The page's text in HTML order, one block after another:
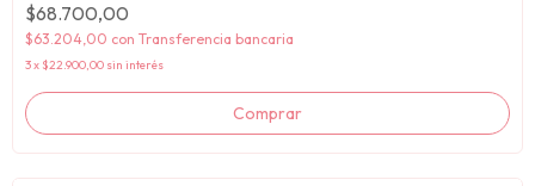
$68.700,00
$63.204,00 con Transferencia bancaria
3x $22.900,00 sin interés